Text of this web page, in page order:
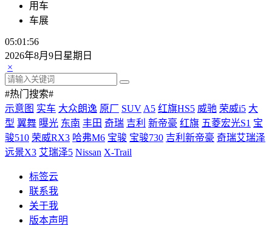
用车
车展
05:01:56
2026年8月9日星期日
×
#热门搜索#
示意图 实车 大众朗逸 原厂 SUVA5 红旗HS5 威驰 荣威i5 大
型 翼舞 曝光 东南 丰田 奇瑞 吉利 新帝豪 红旗 五菱宏光S1 宝
骏510 荣威RX3 哈弗M6 宝骏 宝骏730 吉利新帝豪 奇瑞艾瑞泽
远景X3 艾瑞泽5 Nissan X-Trail
标签云
联系我
关于我
版本声明